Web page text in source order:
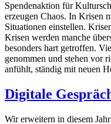
Spendenaktion für
erzeugen Chaos. In Krisen
Situationen einstellen.
Krisen werden manche
besonders hart getroffen.
genommen und stehen vor
anfühlt, ständig mit neuen
Digitale
Wir erweitern in diesem